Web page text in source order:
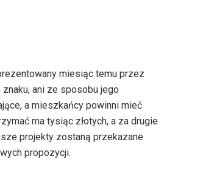
miesiąc temu przez
ani ze sposobu jego
a mieszkańcy powinni mieć
ma tysiąc złotych, a za drugie
projekty zostaną przekazane
propozycji.